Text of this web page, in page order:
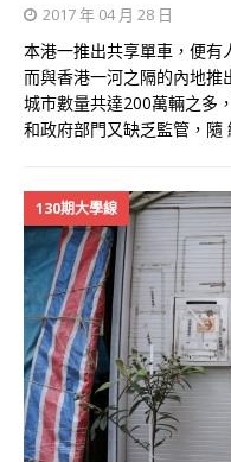
2017 年 04 月 28 日
本港一推出共享單車，便有
而與香港一河之隔的內地推
城市數量共達200萬輛之多
和政府部門又缺乏監管，隨
130期大學線